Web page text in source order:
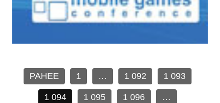
РАНЕЕ 1 … 1 092 1 093
1 094 1 095 1 096 …